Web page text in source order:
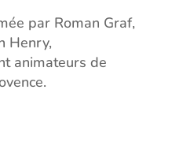
par Roman Graf,
Henry,
animateurs de